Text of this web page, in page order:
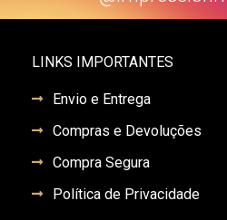
LINKS IMPORTANTES
Envio e Entrega
Compras e Devoluções
Compra Segura
Política de Privacidade